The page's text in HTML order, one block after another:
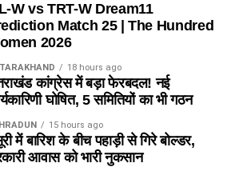
W vs TRT-W Dream11
Match 25 | The Hundred
2026
18 hours ago
कांग्रेस में बड़ा फेरबदल! नई
घोषित, 5 समितियों का भी गठन
15 hours ago
में बारिश के बीच पहाड़ी से गिरे बोल्डर,
आवास को भारी नुकसान